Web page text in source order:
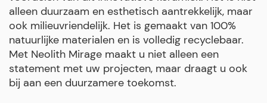
alleen duurzaam en esthetisch aantrekkelijk, maar
ook milieuvriendelijk. Het is gemaakt van 100%
natuurlijke materialen en is volledig recyclebaar.
Met Neolith Mirage maakt u niet alleen een
statement met uw projecten, maar draagt u ook
bij aan een duurzamere toekomst.